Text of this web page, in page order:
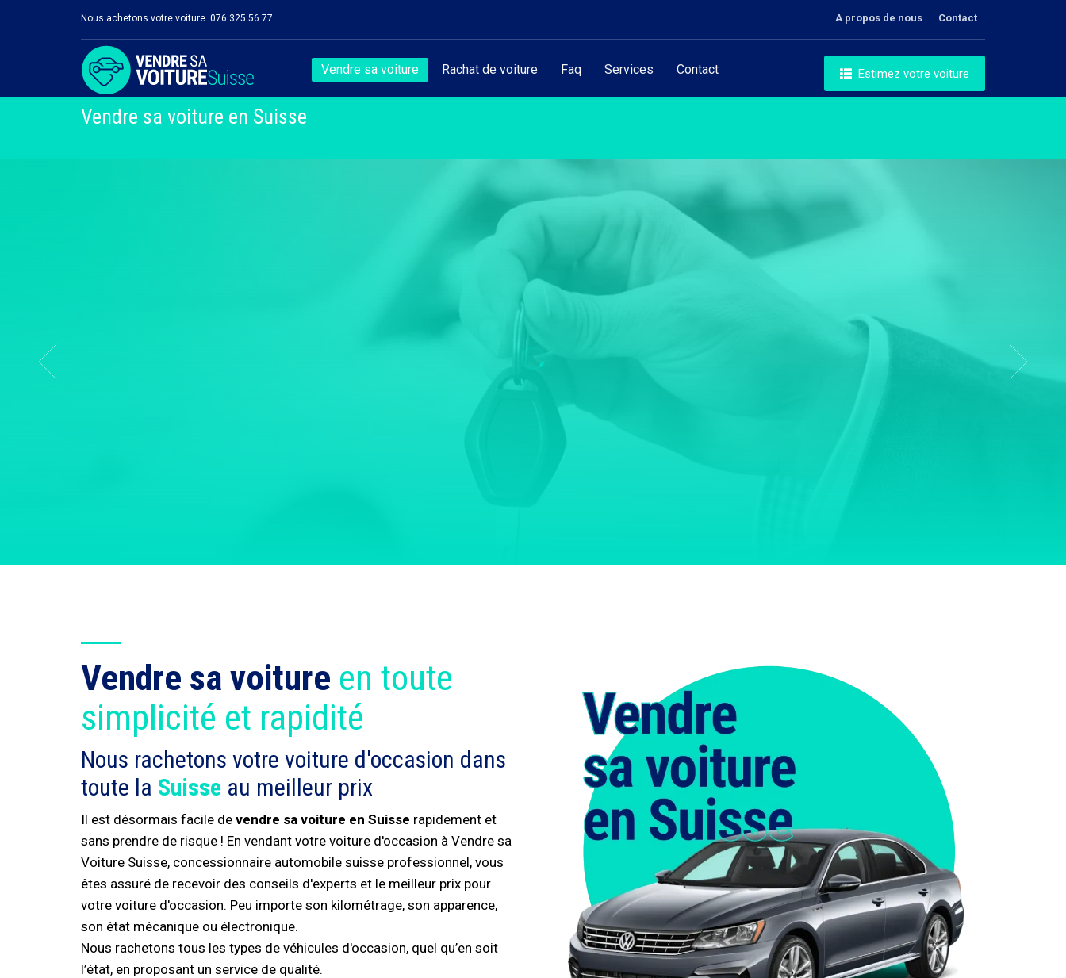
Nous achetons votre voiture. 076 325 56 77 A propos de nous Contact
Vendre sa voiture Rachat de voiture Faq Services Contact Estimez votre voiture
Vendre sa voiture en Suisse
Vendre sa voiture en toute
simplicité et rapidité
Nous rachetons votre voiture d'occasion dans
toute la Suisse au meilleur prix
Il est désormais facile de vendre sa voiture en Suisse rapidement et
sans prendre de risque ! En vendant votre voiture d'occasion à Vendre sa
Voiture Suisse, concessionnaire automobile suisse professionnel, vous
êtes assuré de recevoir des conseils d'experts et le meilleur prix pour
votre voiture d'occasion. Peu importe son kilométrage, son apparence,
son état mécanique ou électronique.
Nous rachetons tous les types de véhicules d'occasion, quel qu’en soit
l’état, en proposant un service de qualité.